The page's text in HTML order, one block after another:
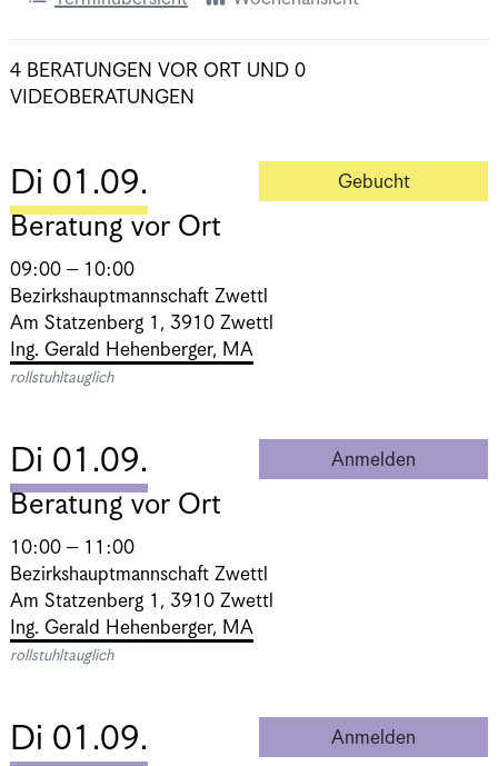
4 BERATUNGEN VOR ORT UND 0
VIDEOBERATUNGEN
Di 01.09. Gebucht
Beratung vor Ort
09:00 – 10:00
Bezirkshauptmannschaft Zwettl
Am Statzenberg 1, 3910 Zwettl
Ing. Gerald Hehenberger, MA
rollstuhltauglich
Di 01.09. Anmelden
Beratung vor Ort
10:00 – 11:00
Bezirkshauptmannschaft Zwettl
Am Statzenberg 1, 3910 Zwettl
Ing. Gerald Hehenberger, MA
rollstuhltauglich
Di 01.09. Anmelden